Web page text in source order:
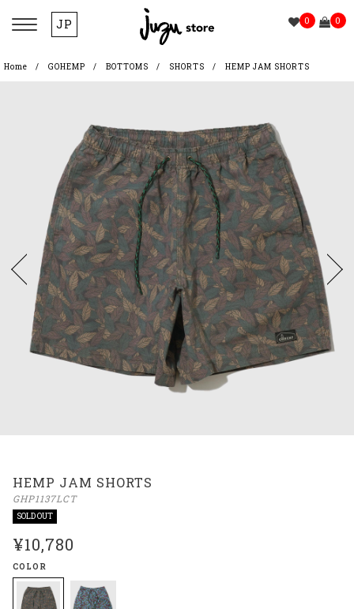
JP 0 0
Home GOHEMP BOTTOMS SHORTS HEMP JAM SHORTS
HEMP JAM SHORTS
GHP1137LCT
SOLD OUT
¥10,780
COLOR